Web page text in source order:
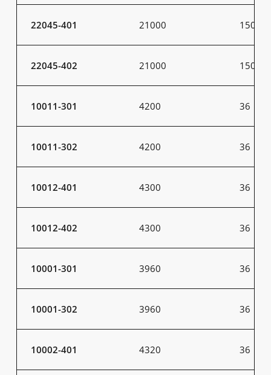
22045-401 21000 150
22045-402 21000 150
10011-301 4200 36
10011-302 4200 36
10012-401 4300 36
10012-402 4300 36
10001-301 3960 36
10001-302 3960 36
10002-401 4320 36